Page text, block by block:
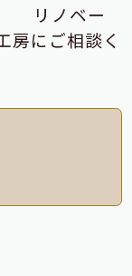
リノベー
房にご相談く